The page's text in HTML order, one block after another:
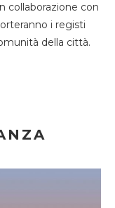
collaborazione con
i registi
della città.